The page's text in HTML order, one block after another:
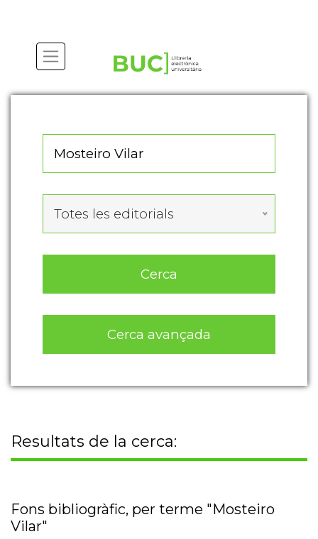
Totes les editorials
Cerca
Cerca avançada
Resultats de la cerca:
Fons bibliogràfic, per terme "Mosteiro
Vilar"